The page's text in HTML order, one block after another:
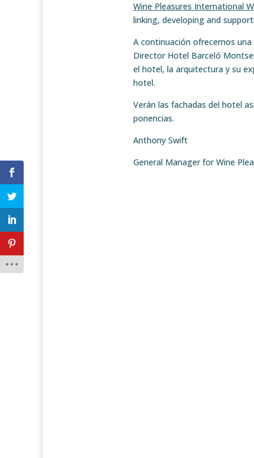
Wine Pleasures International
linking, developing and
A continuación ofrecemos
Director Hotel Barceló
el hotel, la arquitectura y su
hotel.
Verán las fachadas del hotel
ponencias.
Anthony Swift
General Manager for Wine